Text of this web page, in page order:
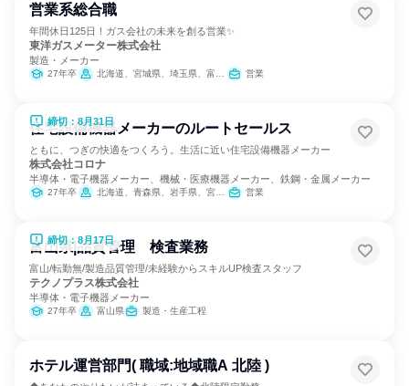
営業系総合職
年間休日125日！ガス会社の未来を創る営業✨
東洋ガスメーター株式会社
製造・メーカー
27年卒 北海道、宮城県、埼玉県、富山県、愛知県、大阪府、広島県、福岡県、鹿児島県 営業
締切：8月31日
住宅設備機器メーカーのルートセールス
ともに、つぎの快適をつくろう。生活に近い住宅設備機器メーカー
株式会社コロナ
半導体・電子機器メーカー、機械・医療機器メーカー、鉄鋼・金属メーカー
27年卒 北海道、青森県、岩手県、宮城県、秋田県、山形県、福島県、茨城県、栃木県、群馬県、埼玉県、千葉県、東京都、神奈川県、新潟県、富山県、石川県、福井県、山梨県、長野県、岐阜県、静岡県、愛知県、三重県、滋賀県、京都府、大阪府、兵庫県、鳥取県、岡山県、広島県、山口県、香川県、愛媛県、福岡県、長崎県、熊本県、大分県、宮崎県、鹿児島県、沖縄県 営業
締切：8月17日
富山県|品質管理 検査業務
富山/転勤無/製造品質管理/未経験からスキルUP検査スタッフ
テクノプラス株式会社
半導体・電子機器メーカー
27年卒 富山県 製造・生産工程
ホテル運営部門( 職域:地域職A 北陸 )